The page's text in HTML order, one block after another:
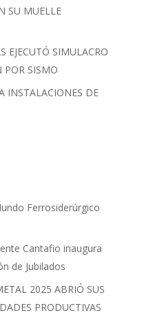
SU MUELLE
EJECUTÓ SIMULACRO
POR SISMO
INSTALACIONES DE
Ferrosiderúrgico
Cantafio inaugura
de Jubilados
2025 ABRIÓ SUS
PRODUCTIVAS